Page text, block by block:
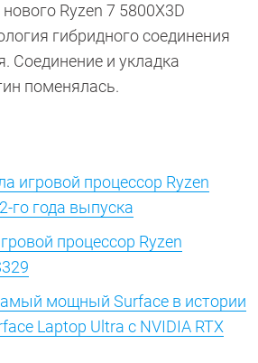
Ryzen 7 5800X3D
гибридного соединения
Соединение и укладка
поменялась.
игровой процессор Ryzen
го года выпуска
процессор Ryzen
мощный Surface в истории
Laptop Ultra с NVIDIA RTX